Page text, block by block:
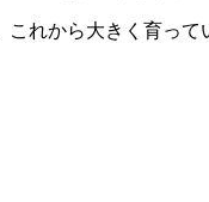
れから大きく育って